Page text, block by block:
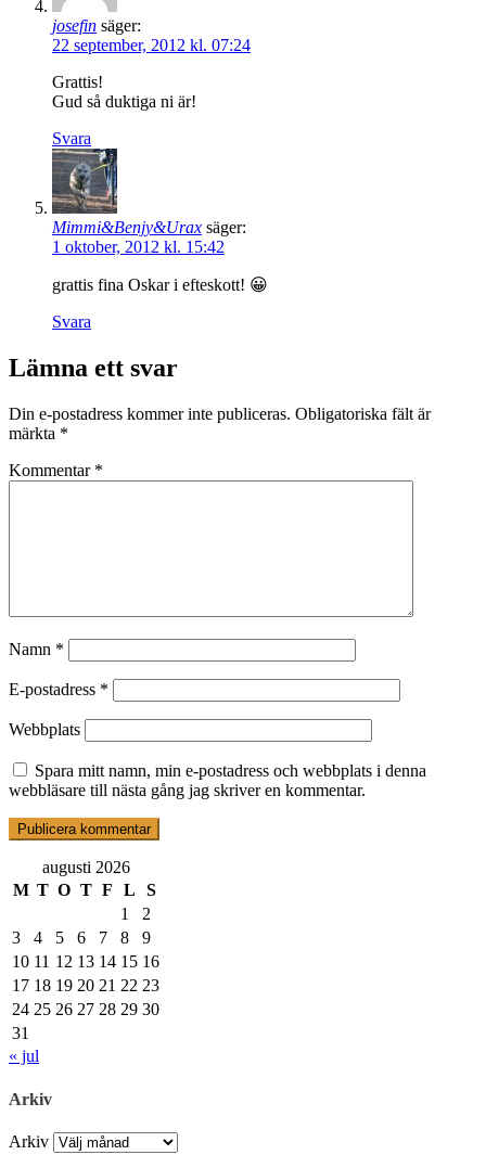
josefin säger:
22 september, 2012 kl. 07:24
Grattis!
Gud så duktiga ni är!
Svara
Mimmi&Benjy&Urax säger:
1 oktober, 2012 kl. 15:42
grattis fina Oskar i efteskott! 😀
Svara
Lämna ett svar
Din e-postadress kommer inte publiceras. Obligatoriska fält är
märkta *
Kommentar *
Namn *
E-postadress *
Webbplats
Spara mitt namn, min e-postadress och webbplats i denna
webbläsare till nästa gång jag skriver en kommentar.
augusti 2026
M T O T F L
S
1
2
3
4 5 6 7 8
9
10 11 12 13 14 15 16
17 18 19 20 21 22 23
24 25 26 27 28 29 30
31
« jul
Arkiv
Arkiv